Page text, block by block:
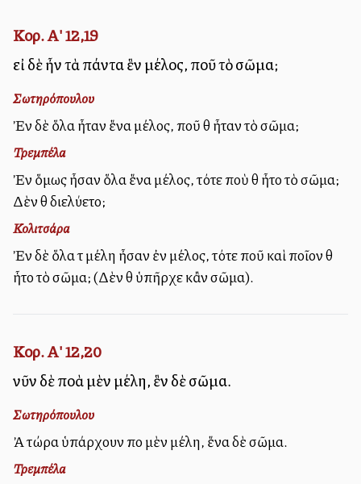
Κορ. Α' 12,19
εἰ δὲ ἦν τὰ πάντα ἓν μέλος, ποῦ τὸ σῶμα;
Σωτηρόπουλου
Ἐὰν δὲ ὅλα ἦταν ἕνα μέλος, ποῦ θὰ ἦταν τὸ σῶμα;
Τρεμπέλα
Ἐὰν ὅμως ἦσαν ὅλα ἕνα μέλος, τότε ποὺ θὰ ἦτο τὸ σῶμα;
Δὲν θὰ διελύετο;
Κολιτσάρα
Ἐὰν δὲ ὅλα τὰ μέλη ἦσαν ἐν μέλος, τότε ποῦ καὶ ποῖον θὰ
ἧτο τὸ σῶμα; (Δὲν θὰ ὑπῆρχε κἂν σῶμα).
Κορ. Α' 12,20
νῦν δὲ πολλὰ μὲν μέλη, ἓν δὲ σῶμα.
Σωτηρόπουλου
Ἀλλὰ τώρα ὑπάρχουν πολλὰ μὲν μέλη, ἕνα δὲ σῶμα.
Τρεμπέλα